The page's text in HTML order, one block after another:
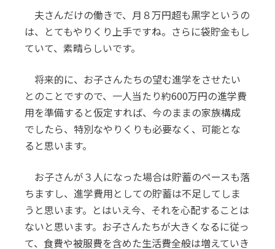
夫さんだけの働きで、月８万円超も黒字というの
は、とてもやりくり上手ですね。さらに袋貯金もし
ていて、素晴らしいです。
将来的に、お子さんたちの望む進学をさせたい
とのことですので、一人当たり約600万円の進学費
用を準備すると仮定すれば、今のままの家族構成
でしたら、特別なやりくりも必要なく、可能とな
ると思います。
お子さんが３人になった場合は貯蓄のペースも落
ちますし、進学費用としての貯蓄は不足してしま
うと思います。とはいえ今、それを心配することは
ないと思います。お子さんたちが大きくなるに従っ
て、食費や被服費を含めた生活費全般は増えていき